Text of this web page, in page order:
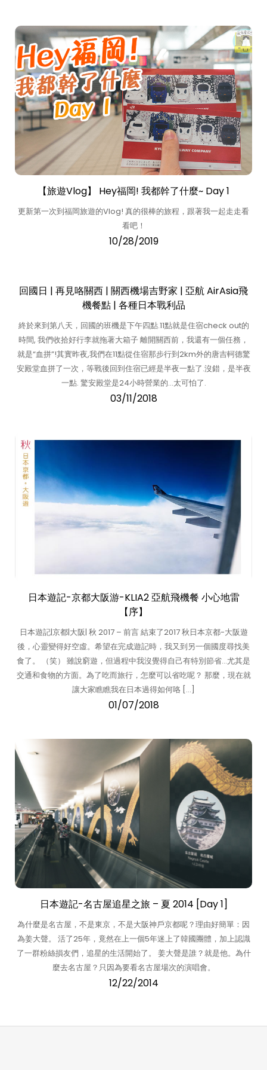
【旅遊Vlog】 Hey福岡! 我都幹了什麼~ Day 1
更新第一次到福岡旅遊的Vlog! 真的很棒的旅程，跟著我一起走走看
看吧！
10/28/2019
回國日 | 再見咯關西 | 關西機場吉野家 | 亞航 AirAsia飛
機餐點 | 各種日本戰利品
終於來到第八天，回國的班機是下午四點.11點就是住宿check out的
時間, 我們收拾好行李就拖著大箱子 離開關西前，我還有一個任務，
就是“血拼”!其實昨夜,我們在11點從住宿那步行到2km外的唐吉軻德驚
安殿堂血拼了一次，等戰後回到住宿已經是半夜一點了.沒錯，是半夜
一點. 驚安殿堂是24小時營業的…太可怕了.
03/11/2018
日本遊記-京都大阪游-KLIA2 亞航飛機餐 小心地雷
【序】
日本遊記|京都|大阪| 秋 2017 – 前言 結束了2017 秋日本京都-大阪遊
後，心靈變得好空虛。希望在完成遊記時，我又到另一個國度尋找美
食了。 （笑） 雖說窮遊，但過程中我沒覺得自己有特別節省…尤其是
交通和食物的方面。為了吃而旅行，怎麼可以省吃呢？ 那麼，現在就
讓大家瞧瞧我在日本過得如何咯 […]
01/07/2018
日本遊記-名古屋追星之旅 – 夏 2014 [Day 1]
為什麼是名古屋，不是東京，不是大阪神戶京都呢？理由好簡單：因
為姜大聲。 活了25年，竟然在上一個5年迷上了韓國團體，加上認識
了一群粉絲損友們，追星的生活開始了。 姜大聲是誰？就是他。為什
麼去名古屋？只因為要看名古屋場次的演唱會。
12/22/2014